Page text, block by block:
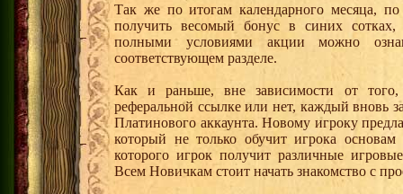
Так же по итогам календарного месяца,
получить весомый бонус в синих
полными условиями акции можно
соответствующем разделе.
Как и раньше, вне зависимости от того,
реферальной ссылке или нет, каждый вновь
Платинового аккаунта. Новому игроку
который не только обучит игрока
которого игрок получит различные
Всем Новичкам стоит начать знакомство с